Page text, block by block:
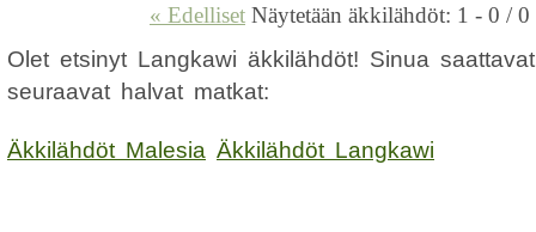
« Edelliset Näytetään äkkilähdöt: 1 - 0 / 0
Olet etsinyt Langkawi äkkilähdöt! Sinua
seuraavat halvat matkat:
Äkkilähdöt Malesia Äkkilähdöt Langkawi